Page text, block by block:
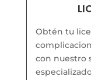
Obtén tu
con nuestro